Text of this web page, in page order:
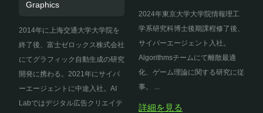
Graphics
2014年に上海交通大学大学院を
終了後、富士ゼロックス株式会社
にてグラフィック自動生成の研究
開発に携わる。2021年にサイバ
ーエージェントに中途入社。AI
Labではデジタル広告クリエイテ
2024年東京大学大学院情報理工
学系研究科博士後期課程修了後、
サイバーエージェント入社。
Algorithmsチームにて離散最適
化、ゲーム理論に関する研究に従
事。 ...
詳細を見る